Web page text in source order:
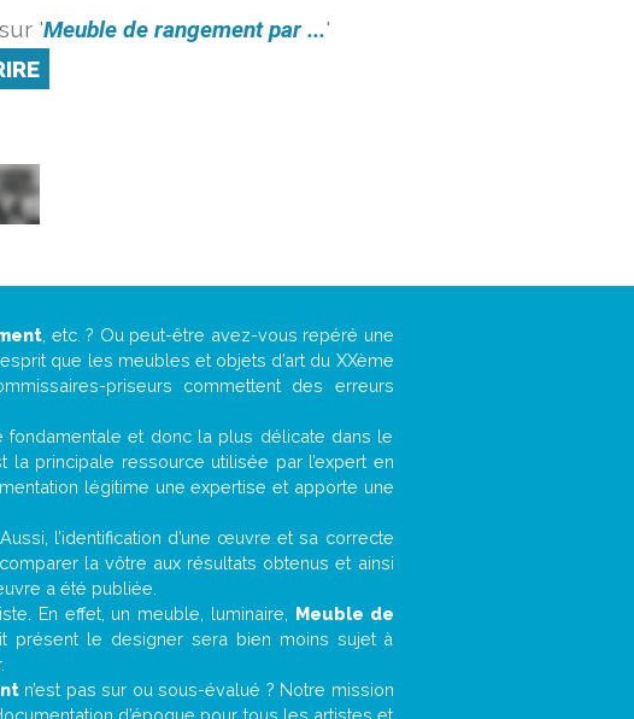
'Meuble de rangement par ...'
, etc. ? Ou peut-être avez-vous repéré une
que les meubles et objets d’art du XXème
priseurs commettent des erreurs
fondamentale et donc la plus délicate dans le
la principale ressource utilisée par l’expert en
légitime une expertise et apporte une
l’identification d’une œuvre et sa correcte
la vôtre aux résultats obtenus et ainsi
a été publiée.
En effet, un meuble, luminaire, Meuble de
présent le designer sera bien moins sujet à
n’est pas sur ou sous-évalué ? Notre mission
d’époque pour tous les artistes et